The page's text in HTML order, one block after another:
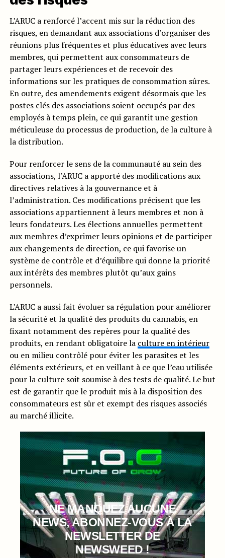
L’ARUC a renforcé l’accent mis sur la réduction des
risques, en demandant aux associations d’organiser des
réunions plus fréquentes et plus éducatives avec leurs
membres, qui permettent aux consommateurs de
partager leurs expériences et de recevoir des
informations sur les pratiques de consommation sûres.
En outre, des amendements exigent désormais que les
postes clés des associations soient occupés par des
employés à temps plein, ce qui garantit une gestion
méticuleuse du processus de production, de la culture à
la distribution.
Pour renforcer le sens de la communauté au sein des
associations, l’ARUC a apporté des modifications aux
directives relatives à la gouvernance et à
l’administration. Ces modifications précisent que les
associations appartiennent à leurs membres et non à
leurs fondateurs. Les élections annuelles permettent
aux membres d’exprimer leurs opinions et de participer
aux changements de direction, ce qui favorise un
système de contrôle et d’équilibre qui donne la priorité
aux intérêts des membres plutôt qu’aux gains
personnels.
L’ARUC a aussi fait évoluer sa régulation pour améliorer
la sécurité et la qualité des produits du cannabis, en
fixant notamment des repères pour la qualité des
produits, en rendant obligatoire la culture en intérieur
ou en milieu contrôlé pour éviter les parasites et les
éléments extérieurs, et en veillant à ce que l’eau utilisée
pour la culture soit soumise à des tests de qualité. Le but
est de garantir que le produit mis à la disposition des
consommateurs est sûr et exempt des risques associés
au marché illicite.
NE MANQUEZ AUCUNE
NEWS, ABONNEZ-VOUS À LA
NEWSLETTER DE
NEWSWEED !